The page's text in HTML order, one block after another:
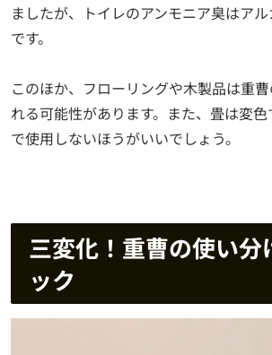
ましたが、トイレのアンモニア臭はア
です。
このほか、フローリングや木製品は重
れる可能性があります。また、畳は変
で使用しないほうがいいでしょう。
三変化！重曹の使い分
ック